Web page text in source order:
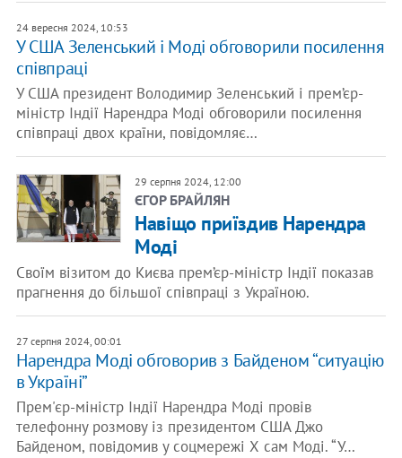
24 вересня 2024, 10:53
У США Зеленський і Моді обговорили посилення
співпраці
У США президент Володимир Зеленський і прем’єр-
міністр Індії Нарендра Моді обговорили посилення
співпраці двох країни, повідомляє…
29 серпня 2024, 12:00
ЄГОР БРАЙЛЯН
Навіщо приїздив Нарендра
Моді
Своїм візитом до Києва прем’єр-міністр Індії показав
прагнення до більшої співпраці з Україною.
27 серпня 2024, 00:01
Нарендра Моді обговорив з Байденом “ситуацію
в Україні”
Прем'єр-міністр Індії Нарендра Моді провів
телефонну розмову із президентом США Джо
Байденом, повідомив у соцмережі Х сам Моді. “У…